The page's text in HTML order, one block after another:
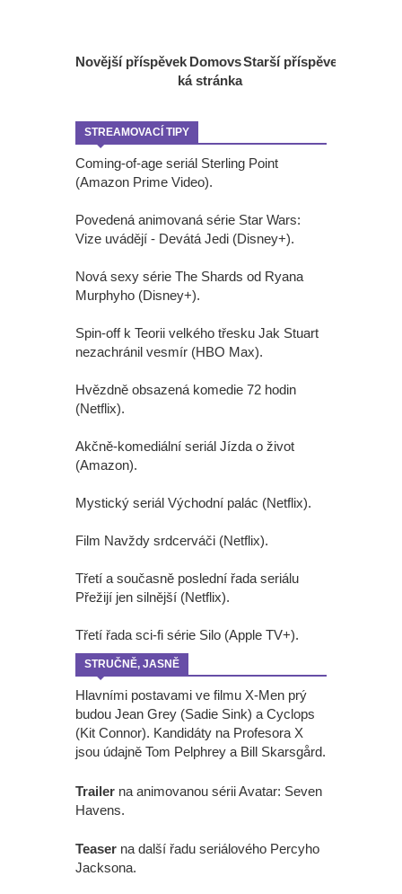
Novější příspěvek Starší příspěvek
Domovs
ká stránka
STREAMOVACÍ TIPY
Coming-of-age seriál Sterling Point
(Amazon Prime Video).
Povedená animovaná série Star Wars:
Vize uvádějí - Devátá Jedi (Disney+).
Nová sexy série The Shards od Ryana
Murphyho (Disney+).
Spin-off k Teorii velkého třesku Jak Stuart
nezachránil vesmír (HBO Max).
Hvězdně obsazená komedie 72 hodin
(Netflix).
Akčně-komediální seriál Jízda o život
(Amazon).
Mystický seriál Východní palác (Netflix).
Film Navždy srdcerváči (Netflix).
Třetí a současně poslední řada seriálu
Přežijí jen silnější (Netflix).
Třetí řada sci-fi série Silo (Apple TV+).
STRUČNĚ, JASNĚ
Hlavními postavami ve filmu X-Men prý
budou Jean Grey (Sadie Sink) a Cyclops
(Kit Connor). Kandidáty na Profesora X
jsou údajně Tom Pelphrey a Bill Skarsgård.
Trailer na animovanou sérii Avatar: Seven
Havens.
Teaser na další řadu seriálového Percyho
Jacksona.